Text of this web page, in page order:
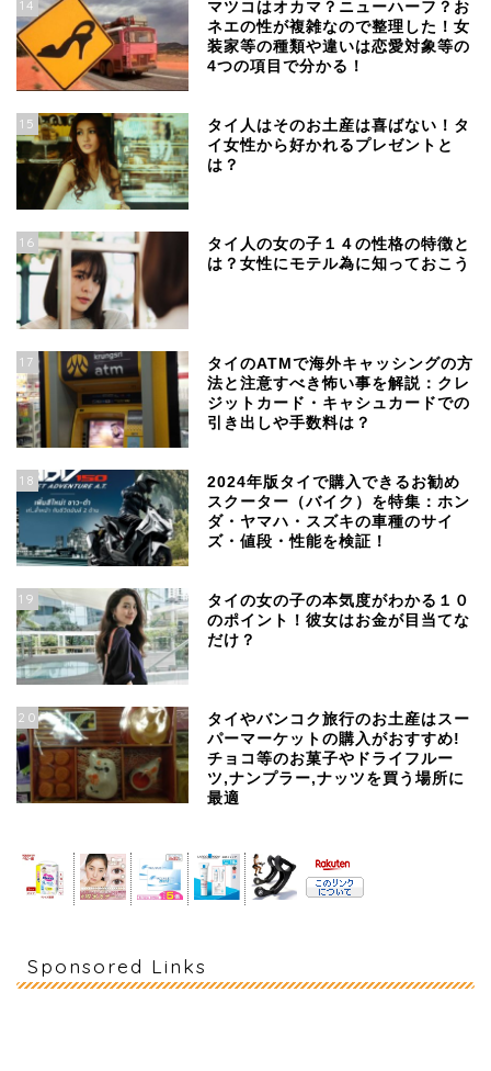
14
マツコはオカマ？ニューハーフ？お
ネエの性が複雑なので整理した！女
装家等の種類や違いは恋愛対象等の
4つの項目で分かる！
15
タイ人はそのお土産は喜ばない！タ
イ女性から好かれるプレゼントと
は？
16
タイ人の女の子１４の性格の特徴と
は？女性にモテル為に知っておこう
17
タイのATMで海外キャッシングの方
法と注意すべき怖い事を解説：クレ
ジットカード・キャシュカードでの
引き出しや手数料は？
18
2024年版タイで購入できるお勧め
スクーター（バイク）を特集：ホン
ダ・ヤマハ・スズキの車種のサイ
ズ・値段・性能を検証！
19
タイの女の子の本気度がわかる１０
のポイント！彼女はお金が目当てな
だけ？
20
タイやバンコク旅行のお土産はスー
パーマーケットの購入がおすすめ!
チョコ等のお菓子やドライフルー
ツ,ナンプラー,ナッツを買う場所に
最適
Sponsored Links